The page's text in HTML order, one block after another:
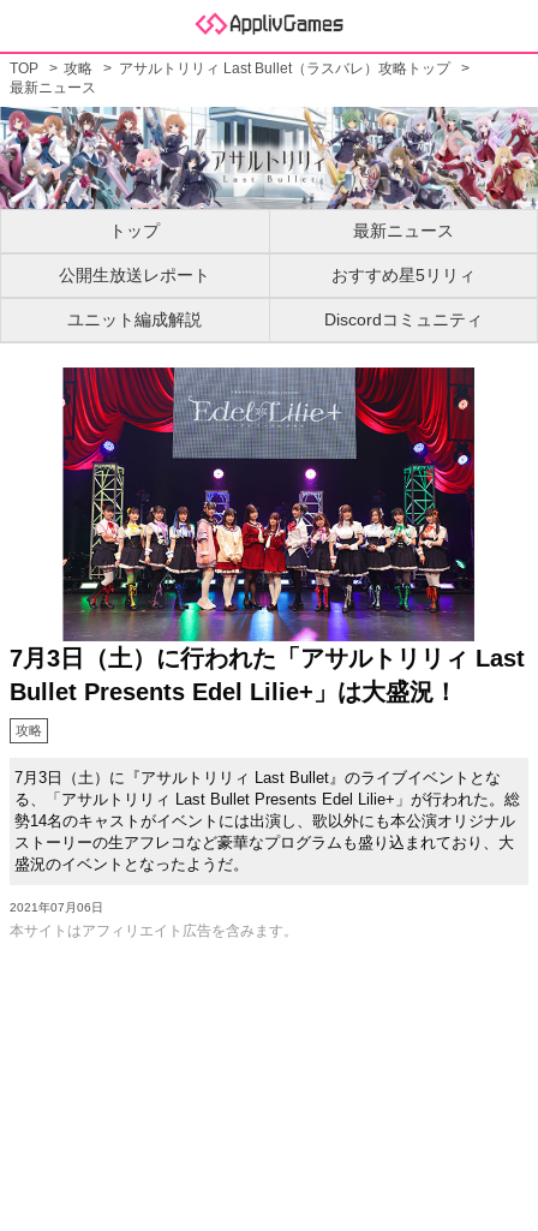
TOP 攻略
アサルトリリィ Last Bullet（ラスバレ）攻略トップ
最新ニュース
トップ 最新ニュース
公開生放送レポート おすすめ星5リリィ
ユニット編成解説 Discordコミュニティ
7月3日（土）に行われた「アサルトリリィ Last
Bullet Presents Edel Lilie+」は大盛況！
攻略
7月3日（土）に『アサルトリリィ Last Bullet』のライブイベントとな
る、「アサルトリリィ Last Bullet Presents Edel Lilie+」が行われた。総
勢14名のキャストがイベントには出演し、歌以外にも本公演オリジナル
ストーリーの生アフレコなど豪華なプログラムも盛り込まれており、大
盛況のイベントとなったようだ。
2021年07月06日
本サイトはアフィリエイト広告を含みます。